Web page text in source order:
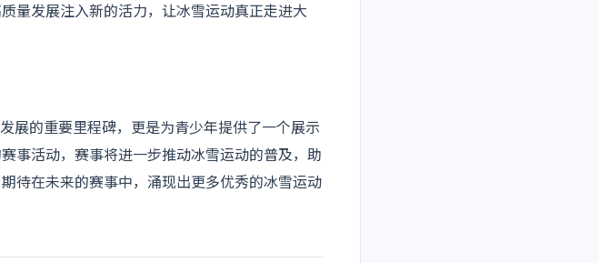
量发展注入新的活力，让冰雪运动真正走进大
展的重要里程碑，更是为青少年提供了一个展示
事活动，赛事将进一步推动冰雪运动的普及，助
待在未来的赛事中，涌现出更多优秀的冰雪运动